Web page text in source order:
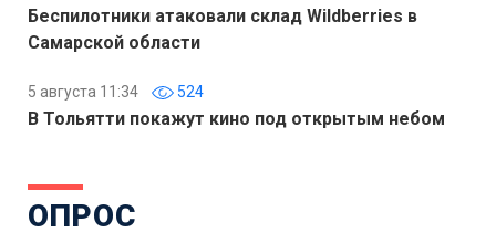
Беспилотники атаковали склад Wildberries в
Самарской области
5 августа 11:34 524
В Тольятти покажут кино под открытым небом
ОПРОС